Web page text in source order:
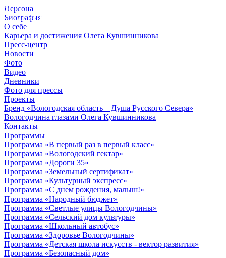
Персона
Биография
О себе
Карьера и достижения Олега Кувшинникова
Пресс-центр
Новости
Фото
Видео
Дневники
Фото для прессы
Проекты
Бренд «Вологодская область – Душа Русского Севера»
Вологодчина глазами Олега Кувшинникова
Контакты
Программы
Программа «В первый раз в первый класс»
Программа «Вологодский гектар»
Программа «Дороги 35»
Программа «Земельный сертификат»
Программа «Культурный экспресс»
Программа «С днем рождения, малыш!»
Программа «Народный бюджет»
Программа «Светлые улицы Вологодчины»
Программа «Сельский дом культуры»
Программа «Школьный автобус»
Программа «Здоровье Вологодчины»
Программа «Детская школа искусств - вектор развития»
Программа «Безопасный дом»
© 2012 - 2023,
КУВШИННИКОВ О.А.